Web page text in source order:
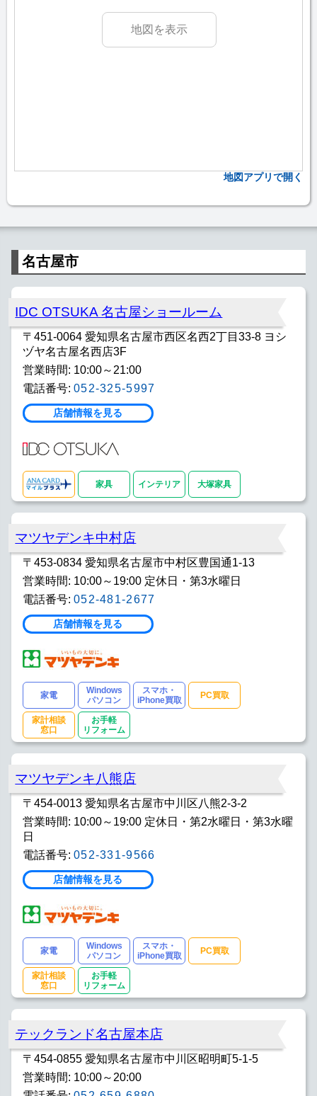
地図を表示
地図アプリで開く
名古屋市
IDC OTSUKA 名古屋ショールーム
〒451-0064 愛知県名古屋市西区名西2丁目33-8 ヨシ
ヅヤ名古屋名西店3F
営業時間: 10:00～21:00
電話番号: 052-325-5997
店舗情報を見る
家具 インテリア 大塚家具
マツヤデンキ中村店
〒453-0834 愛知県名古屋市中村区豊国通1-13
営業時間: 10:00～19:00 定休日・第3水曜日
電話番号: 052-481-2677
店舗情報を見る
家電
Windows
パソコン
スマホ・
iPhone買取
PC買取
家計相談
窓口
お手軽
リフォーム
マツヤデンキ八熊店
〒454-0013 愛知県名古屋市中川区八熊2-3-2
営業時間: 10:00～19:00 定休日・第2水曜日・第3水曜
日
電話番号: 052-331-9566
店舗情報を見る
家電
Windows
パソコン
スマホ・
iPhone買取
PC買取
家計相談
窓口
お手軽
リフォーム
テックランド名古屋本店
〒454-0855 愛知県名古屋市中川区昭明町5-1-5
営業時間: 10:00～20:00